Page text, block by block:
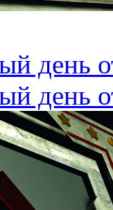
день
день